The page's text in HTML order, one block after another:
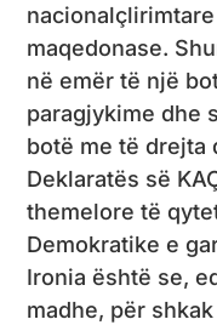
maqedonase.
në emër të një
paragjykime dhe
botë me të drejta
Deklaratës së
themelore të
Demokratike e
Ironia është se,
madhe, për